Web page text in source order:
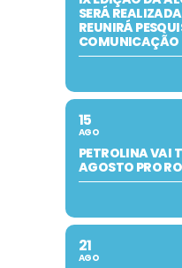
SERÁ
REUNIRÁ
COMUNICAÇÃO
15
AGO
PETROLINA VAI
AGOSTO PRO
21
AGO